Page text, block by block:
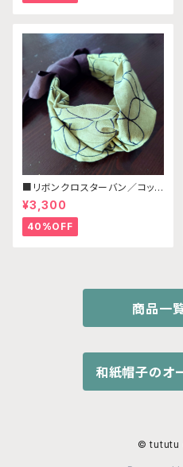
■リボンクロスターバン／コット
ンリネン ブラウン・ピスタチオ
刺繡
¥3,300
40%OFF
商品一
和紙帽子のオ
© tututu